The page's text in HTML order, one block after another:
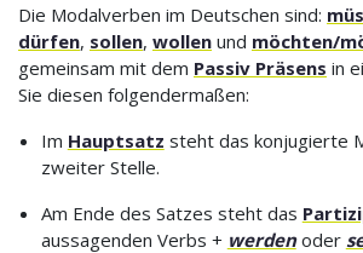
Die Modalverben im Deutschen sind:
dürfen, sollen, wollen und möchten/
gemeinsam mit dem Passiv Präsens in
Sie diesen folgendermaßen:
Im Hauptsatz steht das konjugierte
zweiter Stelle.
Am Ende des Satzes steht das
aussagenden Verbs + werdenoder